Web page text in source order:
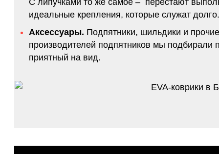
идеальные крепления, которые служат
Аксессуары. Подпятники, шильдики и
производителей подпятников мы подбирали
приятный на вид.